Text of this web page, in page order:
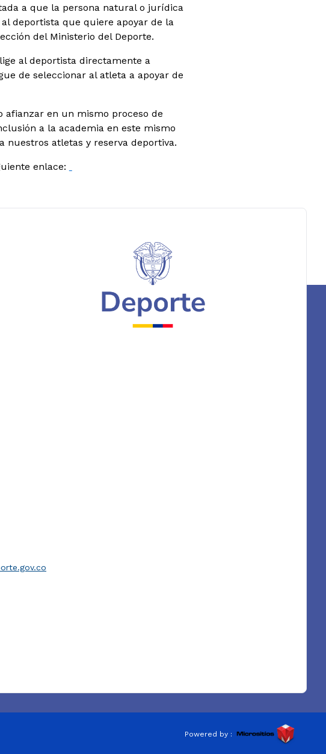
a que la persona natural o jurídica
deportista que quiere apoyar de la
del Ministerio del Deporte.
al deportista directamente a
de seleccionar al atleta a apoyar de
afianzar en un mismo proceso de
a la academia en este mismo
atletas y reserva deportiva.
enlace:
Powered by :